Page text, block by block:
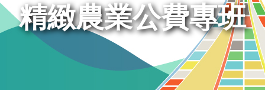
精緻農業公費專班